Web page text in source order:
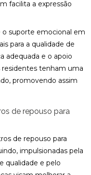
facilita a expressão
o suporte emocional em
para a qualidade de
adequada e o apoio
tenham uma
promovendo assim
de repouso para
de repouso para
impulsionadas pela
qualidade e pelo